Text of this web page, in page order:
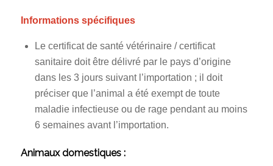
Informations spécifiques
Le certificat de santé vétérinaire / certificat
sanitaire doit être délivré par le pays d’origine
dans les 3 jours suivant l’importation ; il doit
préciser que l’animal a été exempt de toute
maladie infectieuse ou de rage pendant au moins
6 semaines avant l’importation.
Animaux domestiques :